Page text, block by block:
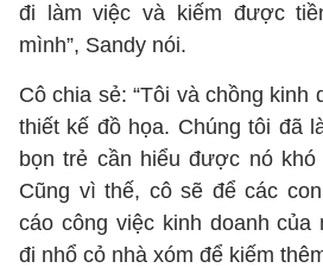
đi làm việc và kiếm được
mình”, Sandy nói.
Cô chia sẻ: “Tôi và chồng kinh
thiết kế đồ họa. Chúng tôi đã
bọn trẻ cần hiểu được nó khó
Cũng vì thế, cô sẽ để các
cáo công việc kinh doanh của
đi nhổ cỏ nhà xóm để kiếm